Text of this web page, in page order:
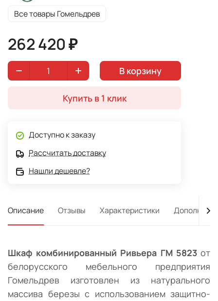
Все товары Гомельдрев
262 420 ₽
В корзину
Купить в 1 клик
Доступно к заказу
Рассчитать доставку
Нашли дешевле?
Описание Отзывы Характеристики
Шкаф комбинированный Ривьера ГМ 5823от
белорусского мебельного предприятия
Гомельдрев изготовлен из натурального
массива березы с использованием защитно-